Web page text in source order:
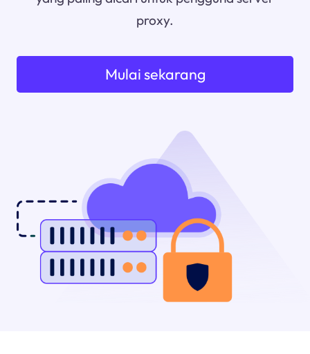
proxy.
Mulai sekarang